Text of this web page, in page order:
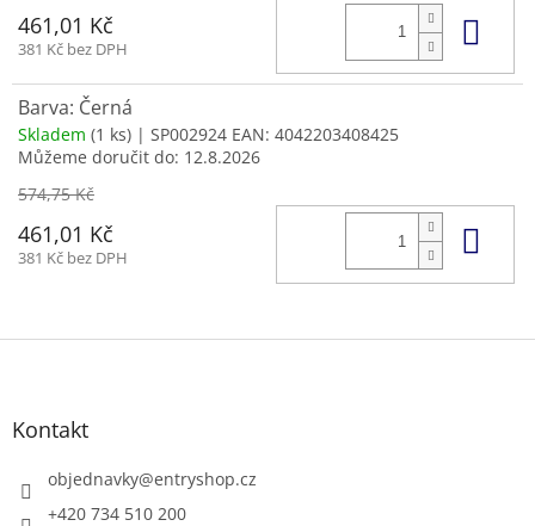
461,01 Kč
381 Kč bez DPH
Barva: Černá
Skladem (1 ks) | SP002924 EAN: 4042203408425
Můžeme doručit do: 12.8.2026
574,75 Kč
461,01 Kč
381 Kč bez DPH
Z
Kontakt
objednavky@entryshop.cz
+420 734 510 200